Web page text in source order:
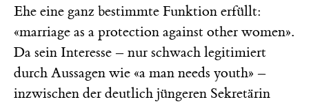
Ehe eine ganz bestimmte Funktion erfüllt:
«marriage as a protection against other women».
Da sein Interesse – nur schwach legitimiert
durch Aussagen wie «a man needs youth» –
inzwischen der deutlich jüngeren Sekretärin